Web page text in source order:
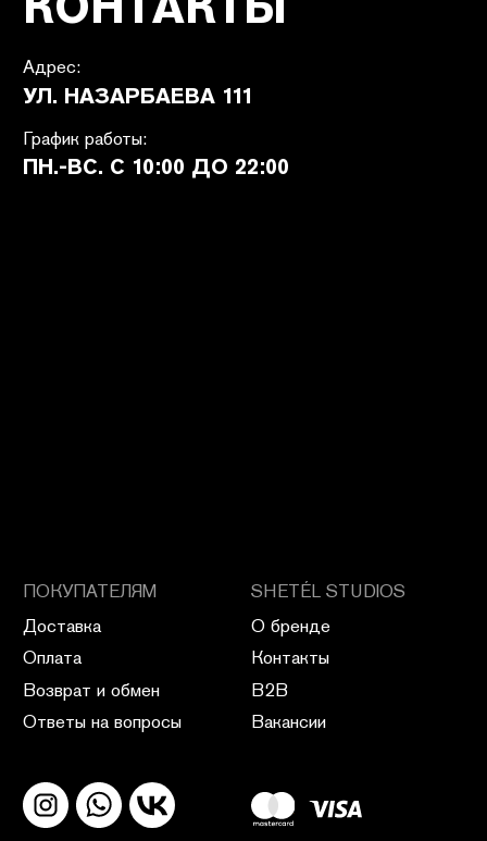
ПОКУПАТЕЛЯМ
SHETÉL STUDIOS
Доставка
Оплата
Возврат и обмен
B2B
САЙТ РАЗРАБОТАН В CIRCLE STUDIO